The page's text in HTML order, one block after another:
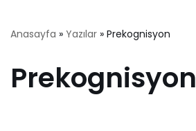
Anasayfa » Yazılar » Prekognisyon
Prekognisyon